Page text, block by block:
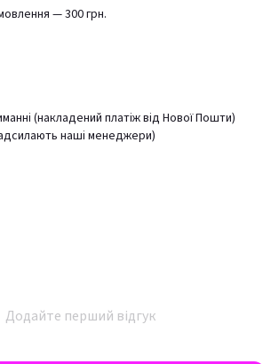
— 300 грн.
(накладений платіж від Нової Пошти)
наші менеджери)
Додайте перший відгук